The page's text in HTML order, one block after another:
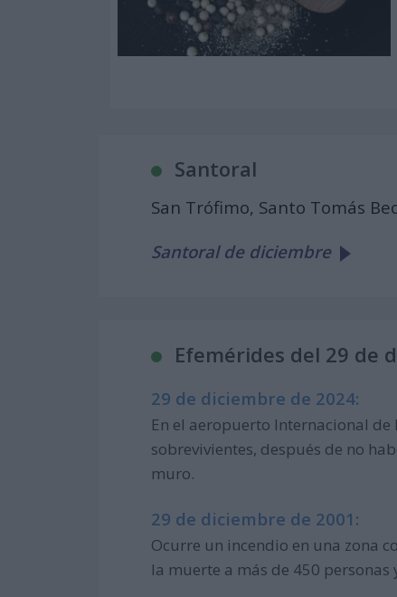
Santoral
San Trófimo, Santo Tomás
Santoral de diciembre
Efemérides del 29 de
29 de diciembre de 2024:
En el aeropuerto Internacional de
sobrevivientes, después de no
muro.
29 de diciembre de 2001:
Ocurre un incendio en una zona
la muerte a más de 450 personas